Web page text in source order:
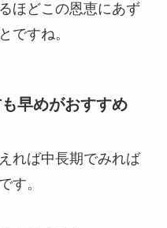
ほどこの恩恵にあず
ですね。
早めがおすすめ
れば中長期でみれば
す。